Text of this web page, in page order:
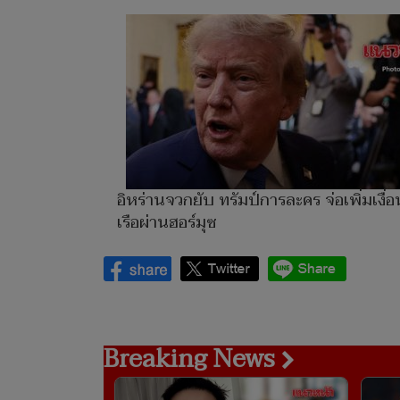
อิหร่านจวกยับ ทรัมป์การละคร จ่อเพิ่มเงื่อ
เรือผ่านฮอร์มุซ
Breaking News